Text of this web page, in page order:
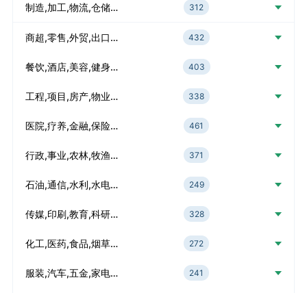
制造,加工,物流,仓储… 312
商超,零售,外贸,出口… 432
餐饮,酒店,美容,健身… 403
工程,项目,房产,物业… 338
医院,疗养,金融,保险… 461
行政,事业,农林,牧渔… 371
石油,通信,水利,水电… 249
传媒,印刷,教育,科研… 328
化工,医药,食品,烟草… 272
服装,汽车,五金,家电… 241